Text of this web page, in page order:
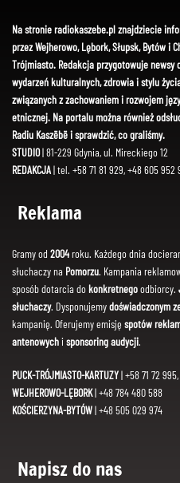
Na stronie radiokaszebe.pl znajdziecie
przez Wejherowo, Lębork, Słupsk, Bytów i
Trójmiasto. Redakcja przygotowuje
wydarzeń kulturalnych, zdrowia i stylu
związanych z zachowaniem i rozwojem
etnicznej. Na portalu można również
Radiu Kaszëbë i sprawdzić, co graliśmy.
STUDIO| 81-229 Gdynia, ul. Mireckiego 12
REDAKCJA| tel. +58 71 81 929, +48 605 952
Reklama
Gramy od 2004roku. Każdego dnia
słuchaczy na Pomorzu. Kampania
sposób dotarcia dokonkretnegoodbiorcy.
słuchaczy. Dysponujemydoświadczonym
kampanię. Oferujemy emisję spotów
antenowychi sponsoring audycji.
PUCK-TRÓJMIASTO-KARTUZY| +58 71 72
WEJHEROWO-LĘBORK| +48 784 480 588
KOŚCIERZYNA-BYTÓW| +48 505 029 974
Napisz do nas